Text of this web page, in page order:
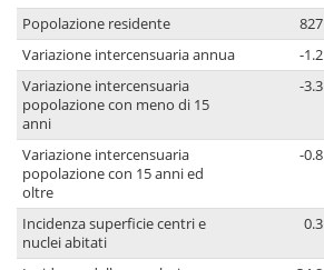
Popolazione residente 827
Variazione intercensuaria annua
-1.2
Variazione intercensuaria
popolazione con meno di 15
anni
-3.3
Variazione intercensuaria
popolazione con 15 anni ed
oltre
-0.8
Incidenza superficie centri e
nuclei abitati
0.3